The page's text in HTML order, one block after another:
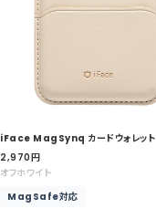
iFace MagSynq カードウォレット
セ
ー
価
2,970円
オフホワイト
MagSafe対応